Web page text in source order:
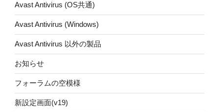
Avast Antivirus (OS共通)
Avast Antivirus (Windows)
Avast Antivirus 以外の製品
お知らせ
フォーラムの空模様
新設定画面(v19)